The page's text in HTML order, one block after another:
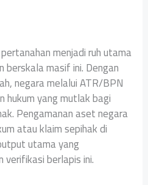
menjadi ruh utama
masif ini. Dengan
negara melalui ATR/BPN
hukum yang mutlak bagi
Pengamanan aset negara
atau klaim sepihak di
utama yang
berlapis ini.